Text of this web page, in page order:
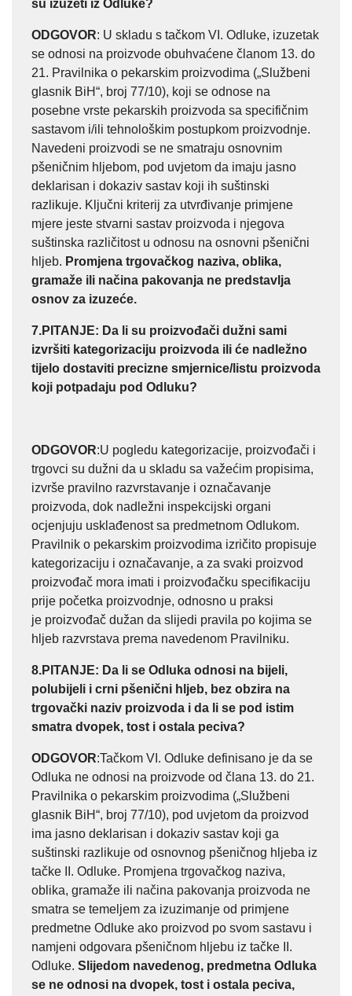
su izuzeti iz Odluke?
ODGOVOR: U skladu s tačkom VI. Odluke, izuzetak
se odnosi na proizvode obuhvaćene članom 13. do
21. Pravilnika o pekarskim proizvodima („Službeni
glasnik BiH“, broj 77/10), koji se odnose na
posebne vrste pekarskih proizvoda sa specifičnim
sastavom i/ili tehnološkim postupkom proizvodnje.
Navedeni proizvodi se ne smatraju osnovnim
pšeničnim hljebom, pod uvjetom da imaju jasno
deklarisan i dokaziv sastav koji ih suštinski
razlikuje. Ključni kriterij za utvrđivanje primjene
mjere jeste stvarni sastav proizvoda i njegova
suštinska različitost u odnosu na osnovni pšenični
hljeb. Promjena trgovačkog naziva, oblika,
gramaže ili načina pakovanja ne predstavlja
osnov za izuzeće.
7.PITANJE: Da li su proizvođači dužni sami
izvršiti kategorizaciju proizvoda ili će nadležno
tijelo dostaviti precizne smjernice/listu proizvoda
koji potpadaju pod Odluku?
ODGOVOR:U pogledu kategorizacije, proizvođači i
trgovci su dužni da u skladu sa važećim propisima,
izvrše pravilno razvrstavanje i označavanje
proizvoda, dok nadležni inspekcijski organi
ocjenjuju usklađenost sa predmetnom Odlukom.
Pravilnik o pekarskim proizvodima izričito propisuje
kategorizaciju i označavanje, a za svaki proizvod
proizvođač mora imati i proizvođačku specifikaciju
prije početka proizvodnje, odnosno u praksi
je proizvođač dužan da slijedi pravila po kojima se
hljeb razvrstava prema navedenom Pravilniku.
8.PITANJE: Da li se Odluka odnosi na bijeli,
polubijeli i crni pšenični hljeb, bez obzira na
trgovački naziv proizvoda i da li se pod istim
smatra dvopek, tost i ostala peciva?
ODGOVOR:Tačkom VI. Odluke definisano je da se
Odluka ne odnosi na proizvode od člana 13. do 21.
Pravilnika o pekarskim proizvodima („Službeni
glasnik BiH“, broj 77/10), pod uvjetom da proizvod
ima jasno deklarisan i dokaziv sastav koji ga
suštinski razlikuje od osnovnog pšeničnog hljeba iz
tačke II. Odluke. Promjena trgovačkog naziva,
oblika, gramaže ili načina pakovanja proizvoda ne
smatra se temeljem za izuzimanje od primjene
predmetne Odluke ako proizvod po svom sastavu i
namjeni odgovara pšeničnom hljebu iz tačke II.
Odluke. Slijedom navedenog, predmetna Odluka
se ne odnosi na dvopek, tost i ostala peciva,